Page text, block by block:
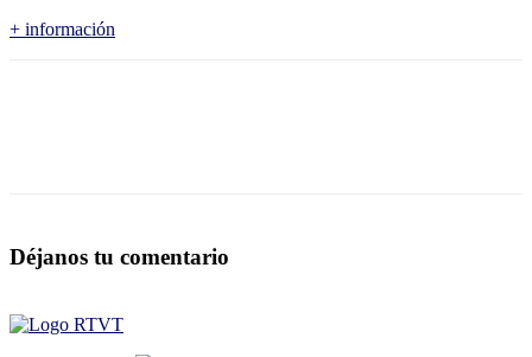
+ información
Déjanos tu comentario